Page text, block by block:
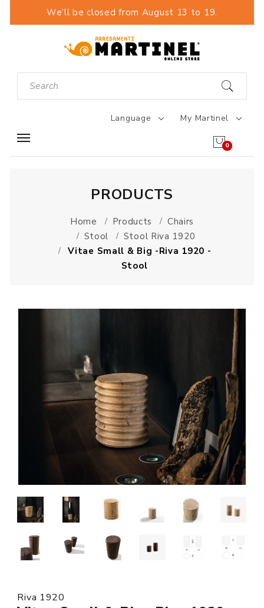
We’ll be closed from August 13 to 19.
Language My Martinel
0
PRODUCTS
Home Products
Chairs
Stool
Stool Riva 1920
Vitae Small & Big -Riva 1920 -
Stool
Riva 1920